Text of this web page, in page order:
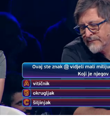
Upali
zvuk
/